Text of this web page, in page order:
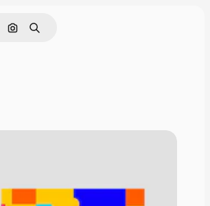
Nach Bild suchen
Suchen